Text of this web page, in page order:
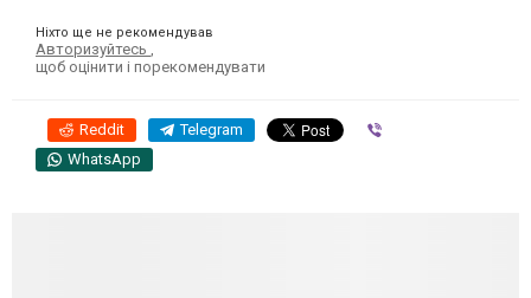
Ніхто ще не рекомендував
Авторизуйтесь ,
щоб оцінити і порекомендувати
Reddit Telegram
WhatsApp